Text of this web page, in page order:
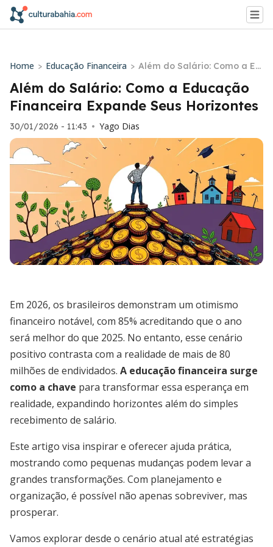
Home > Educação Financeira > Além do Salário: Como a Ed
ucação Financeira Expande
Seus Horizontes
Além do Salário: Como a Educação
Financeira Expande Seus Horizontes
30/01/2026 - 11:43 • Yago Dias
Em 2026, os brasileiros demonstram um otimismo
financeiro notável, com 85% acreditando que o ano
será melhor do que 2025. No entanto, esse cenário
positivo contrasta com a realidade de mais de 80
milhões de endividados. A educação financeira surge
como a chave para transformar essa esperança em
realidade, expandindo horizontes além do simples
recebimento de salário.
Este artigo visa inspirar e oferecer ajuda prática,
mostrando como pequenas mudanças podem levar a
grandes transformações. Com planejamento e
organização, é possível não apenas sobreviver, mas
prosperar.
Vamos explorar desde o cenário atual até estratégias